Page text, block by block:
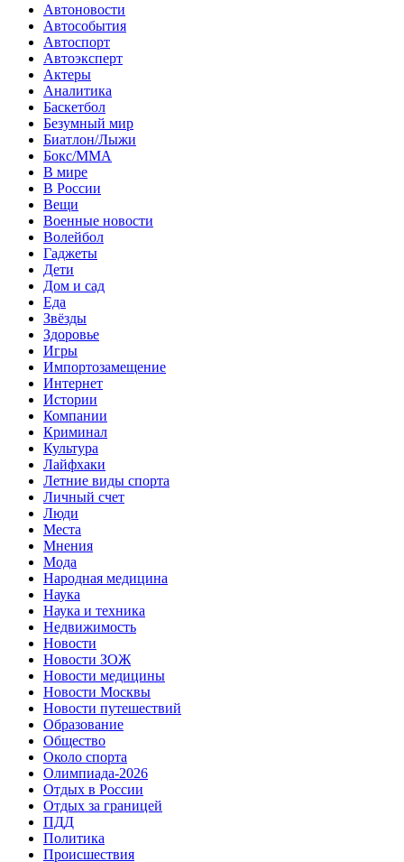
Автоновости
Автособытия
Автоспорт
Автоэксперт
Актеры
Аналитика
Баскетбол
Безумный мир
Биатлон/Лыжи
Бокс/MMA
В мире
В России
Вещи
Военные новости
Волейбол
Гаджеты
Дети
Дом и сад
Еда
Звёзды
Здоровье
Игры
Импортозамещение
Интернет
Истории
Компании
Криминал
Культура
Лайфхаки
Летние виды спорта
Личный счет
Люди
Места
Мнения
Мода
Народная медицина
Наука
Наука и техника
Недвижимость
Новости
Новости ЗОЖ
Новости медицины
Новости Москвы
Новости путешествий
Образование
Общество
Около спорта
Олимпиада-2026
Отдых в России
Отдых за границей
ПДД
Политика
Происшествия